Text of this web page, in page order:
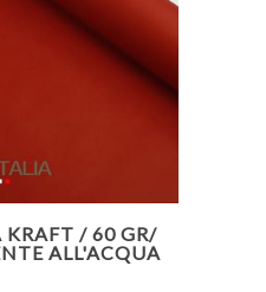
/ 60 GR/
ALL'ACQUA